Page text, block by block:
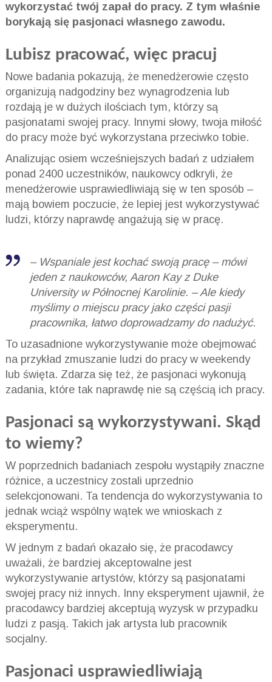
wykorzystać twój zapał do pracy. Z tym właśnie
borykają się pasjonaci własnego zawodu.
Lubisz pracować, więc pracuj
Nowe badania pokazują, że menedżerowie często
organizują nadgodziny bez wynagrodzenia lub
rozdają je w dużych ilościach tym, którzy są
pasjonatami swojej pracy. Innymi słowy, twoja miłość
do pracy może być wykorzystana przeciwko tobie.
Analizując osiem wcześniejszych badań z udziałem
ponad 2400 uczestników, naukowcy odkryli, że
menedżerowie usprawiedliwiają się w ten sposób –
mają bowiem poczucie, że lepiej jest wykorzystywać
ludzi, którzy naprawdę angażują się w pracę.
– Wspaniale jest kochać swoją pracę– mówi
jeden z naukowców, Aaron Kay z Duke
University w Północnej Karolinie. –Ale kiedy
myślimy o miejscu pracy jako części pasji
pracownika, łatwo doprowadzamy do nadużyć.
To uzasadnione wykorzystywanie może obejmować
na przykład zmuszanie ludzi do pracy w weekendy
lub święta. Zdarza się też, że pasjonaci wykonują
zadania, które tak naprawdę nie są częścią ich pracy.
Pasjonaci są wykorzystywani. Skąd
to wiemy?
W poprzednich badaniach zespołu wystąpiły znaczne
różnice, a uczestnicy zostali uprzednio
selekcjonowani. Ta tendencja do wykorzystywania to
jednak wciąż wspólny wątek we wnioskach z
eksperymentu.
W jednym z badań okazało się, że pracodawcy
uważali, że bardziej akceptowalne jest
wykorzystywanie artystów, którzy są pasjonatami
swojej pracy niż innych. Inny eksperyment ujawnił, że
pracodawcy bardziej akceptują wyzysk w przypadku
ludzi z pasją. Takich jak artysta lub pracownik
socjalny.
Pasjonaci usprawiedliwiają